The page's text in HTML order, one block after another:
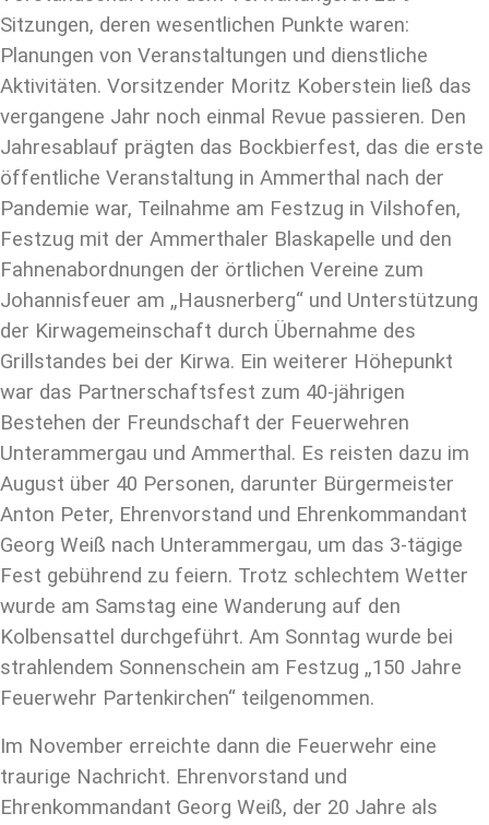
Sitzungen, deren wesentlichen Punkte waren:
Planungen von Veranstaltungen und dienstliche
Aktivitäten. Vorsitzender Moritz Koberstein ließ das
vergangene Jahr noch einmal Revue passieren. Den
Jahresablauf prägten das Bockbierfest, das die erste
öffentliche Veranstaltung in Ammerthal nach der
Pandemie war, Teilnahme am Festzug in Vilshofen,
Festzug mit der Ammerthaler Blaskapelle und den
Fahnenabordnungen der örtlichen Vereine zum
Johannisfeuer am „Hausnerberg“ und Unterstützung
der Kirwagemeinschaft durch Übernahme des
Grillstandes bei der Kirwa. Ein weiterer Höhepunkt
war das Partnerschaftsfest zum 40-jährigen
Bestehen der Freundschaft der Feuerwehren
Unterammergau und Ammerthal. Es reisten dazu im
August über 40 Personen, darunter Bürgermeister
Anton Peter, Ehrenvorstand und Ehrenkommandant
Georg Weiß nach Unterammergau, um das 3-tägige
Fest gebührend zu feiern. Trotz schlechtem Wetter
wurde am Samstag eine Wanderung auf den
Kolbensattel durchgeführt. Am Sonntag wurde bei
strahlendem Sonnenschein am Festzug „150 Jahre
Feuerwehr Partenkirchen“ teilgenommen.
Im November erreichte dann die Feuerwehr eine
traurige Nachricht. Ehrenvorstand und
Ehrenkommandant Georg Weiß, der 20 Jahre als